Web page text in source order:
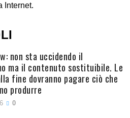
Internet.
non sta uccidendo il
ma il contenuto sostituibile. Le
fine dovranno pagare ciò che
produrre
0